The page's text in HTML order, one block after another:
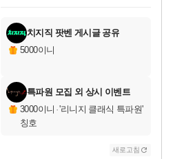
당첨되셨습니다.
당첨되셨습니다.
당첨되셨습니다.
에디션 (스팀코드)를 교환.
당첨되셨습니다.
당첨되셨습니다.
당첨되셨습니다.
당첨되셨습니다.
치지직 팟벤 게시글 공유
5000이니
특파원 모집 외 상시 이벤트
3000이니 ·'리니지 클래식 특파원'
칭호
새로고침